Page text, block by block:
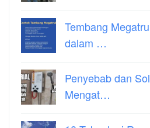
Tembang
dalam …
Penyebab dan
Mengat…